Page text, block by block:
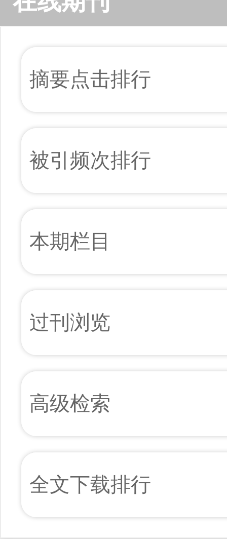
摘要点击排行
被引频次排行
本期栏目
过刊浏览
高级检索
全文下载排行